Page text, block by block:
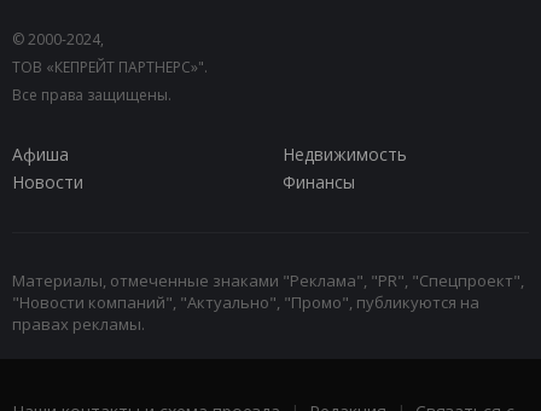
© 2000-2024,
ТОВ «КЕПРЕЙТ ПАРТНЕРС»".
Все права защищены.
Афиша
Недвижимость
Новости
Финансы
Материалы, отмеченные знаками "Реклама", "PR", "Спецпроект",
"Новости компаний", "Актуально", "Промо", публикуются на
правах рекламы.